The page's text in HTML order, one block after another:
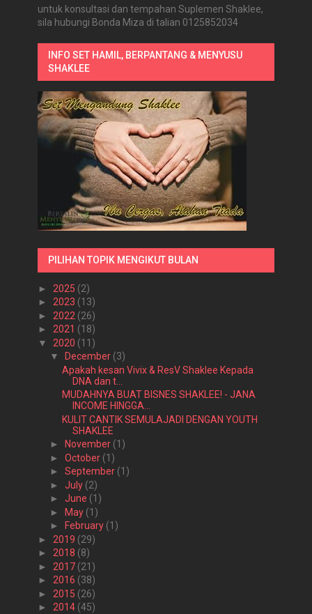
untuk konsultasi dan tempahan Suplemen Shaklee,
sila hubungi Bonda Miza di talian 0125852034
INFO SET HAMIL, BERPANTANG & MENYUSU
SHAKLEE
PILIHAN TOPIK MENGIKUT BULAN
► 2025 (2)
► 2023 (13)
► 2022 (26)
► 2021 (18)
▼ 2020 (11)
▼
December (3)
Apakah kesan Vivix & ResV Shaklee Kepada
DNA dan t...
MUDAHNYA BUAT BISNES SHAKLEE! - JANA
INCOME HINGGA...
KULIT CANTIK SEMULAJADI DENGAN YOUTH
SHAKLEE
►
November (1)
► October (1)
► September (1)
► July (2)
► June (1)
►
May (1)
►
February (1)
► 2019 (29)
► 2018 (8)
► 2017 (21)
► 2016 (38)
► 2015 (26)
► 2014 (45)